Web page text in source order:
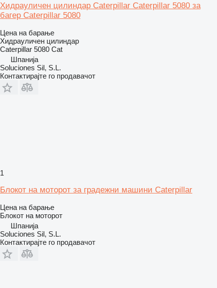
Хидрауличен цилиндар Caterpillar Caterpillar 5080 за
багер Caterpillar 5080
Цена на барање
Хидрауличен цилиндар
Caterpillar 5080 Cat
Шпанија
Soluciones Sil, S.L.
Контактирајте го продавачот
1
Блокот на моторот за градежни машини Caterpillar
Цена на барање
Блокот на моторот
Шпанија
Soluciones Sil, S.L.
Контактирајте го продавачот